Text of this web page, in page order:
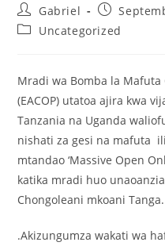
Gabriel
Uncategorized
Mradi wa Bomba la
(EACOP) utatoa ajira kwa
Tanzania na Uganda
nishati za gesi na mafuta
mtandao ‘Massive Open
katika mradi huo
Chongoleani mkoani Tanga.
.Akizungumza wakati wa